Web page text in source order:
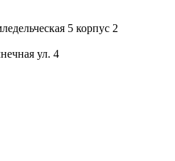
5 корпус 2